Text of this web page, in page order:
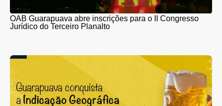
OAB Guarapuava abre inscrições para o II Congresso
Jurídico do Terceiro Planalto